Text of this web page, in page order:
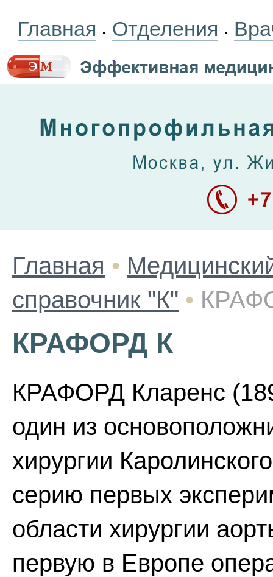
Главная • Отделения •
Главная •
справочник "К" •
КРАФОРД К
КРАФОРД Кларенс
один из
хирургии
серию первых
области хирургии
первую в Европе